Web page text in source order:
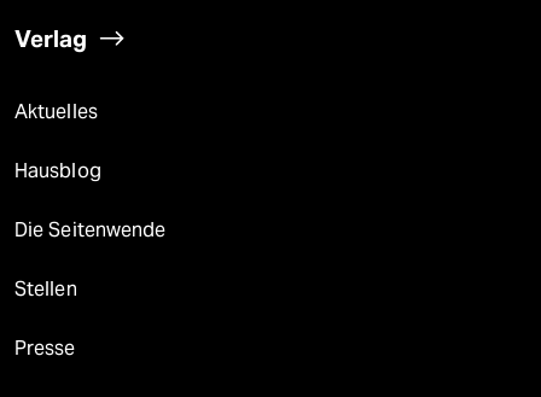
Verlag
Aktuelles
Hausblog
Die Seitenwende
Stellen
Presse